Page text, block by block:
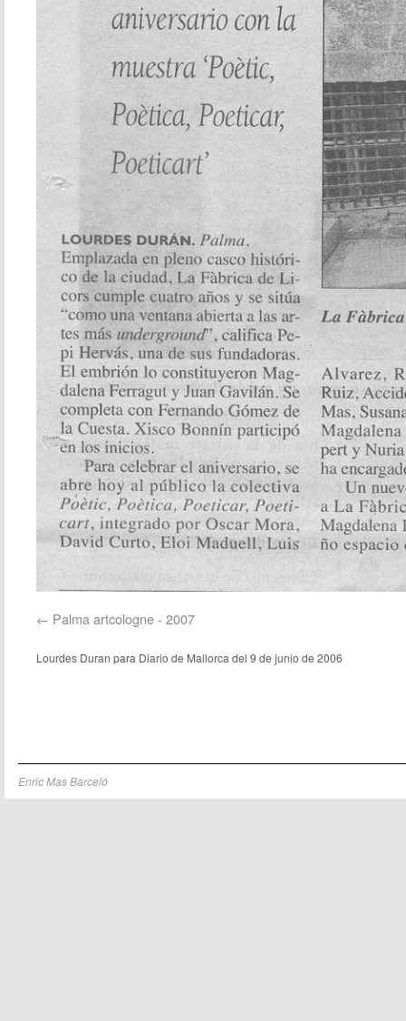
Palma artcologne - 2007
Lourdes Duran para Diario de Mallorca del 9 de junio de 2006
Enric Mas Barceló